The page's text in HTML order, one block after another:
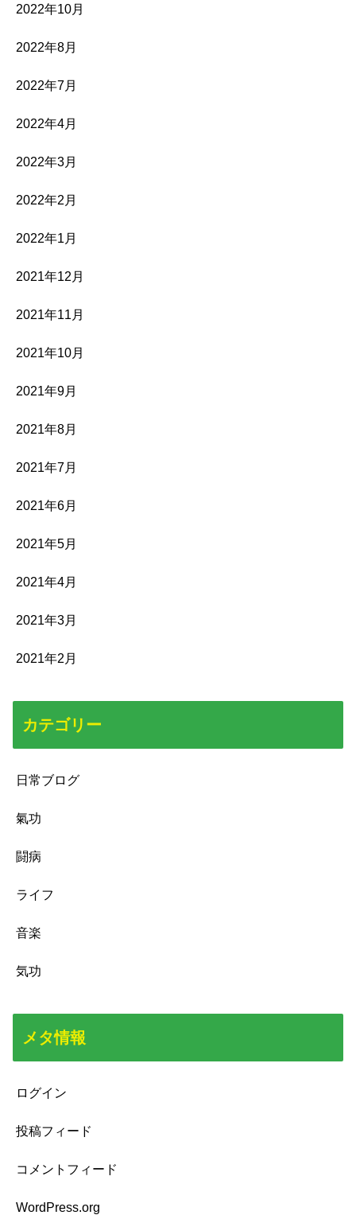
2022年10月
2022年8月
2022年7月
2022年4月
2022年3月
2022年2月
2022年1月
2021年12月
2021年11月
2021年10月
2021年9月
2021年8月
2021年7月
2021年6月
2021年5月
2021年4月
2021年3月
2021年2月
カテゴリー
日常ブログ
氣功
闘病
ライフ
音楽
気功
メタ情報
ログイン
投稿フィード
コメントフィード
WordPress.org